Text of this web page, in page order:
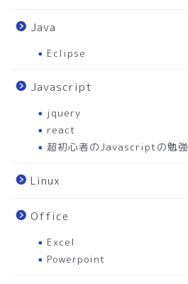
Java
Eclipse
Javascript
jquery
react
超初心者のJavascriptの勉強
Linux
Office
Excel
Powerpoint